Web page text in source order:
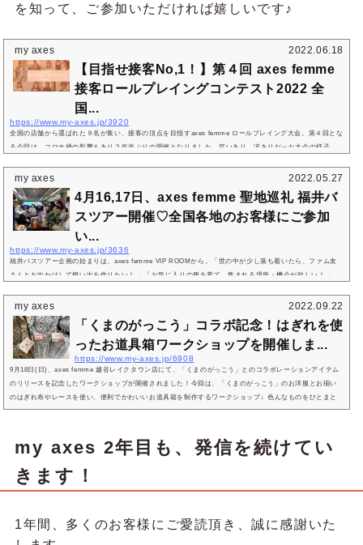
を知って、ご参加いただければ嬉しいです♪
my axes 2022.06.18
【目指せ接客No,1！】第４回 axes femme
接客ロールプレイングコンテスト2022 全
国...
https://www.my-axes.jp/3920
全国の店舗から選ばれた９名が集い、接客の頂点を目指すaxes femme ロールプレイング大会。第４回とな
る今回は、コロナ禍の影響もあり２年半ぶりの開催となりました。笑いあり、涙ありだった大会の様子
femmeらしい接客”を確立し、全店へと浸透させること。そして、全スタッフの接客レベル向上の機会とし
て、axes femmeを運営する株式会社アイジーエーでは、社内開催のロールプレイングコンテストを開催し
ています。今年は東京・銀座...
my axes 2022.05.27
4月16,17日、axes femme 聖地巡礼 福井バ
スツアー開催♡全国各地のお客様にご参加
い...
https://www.my-axes.jp/3636
福井バスツアー企画の始まりは、axes femme VIP ROOMから。「世の中が少し落ち着いたら、ファム友
さんとお出かけして想い出を作りたい！ 」「お気に入りの服を着て、集まれる場所・機会が欲しい！ 」
見をいただきました♡そんなお客様の声から、「axes femmeの聖地 福井でファンミーティングツアー」
が生まれ、開催されました♩第1回目の開催でしたが、全国各地から26名のaxes femmeファンの方に集ま
っていただき、充実した2日間のツア...
my axes 2022.09.22
「くまのがっこう」コラボ記念！はぎれを使
ったお道具箱ワークショップを開催しま...
https://www.my-axes.jp/6908
9月18日(日)、axes femme 越谷レイクタウン店にて、「くまのがっこう」とのコラボレーションアイテム
のリリースを記念したワークショップが開催されました！今回は、「くまのがっこう」のお洋服とお揃い
のはぎれ布やレースを使い、便利でかわいいお道具箱を制作するワークショップ♩色んなものをひとまと
めに収納することができる、素敵なお道具箱が完成しました♡「くまのがっこう」コラボアイテムの詳細
ース♡』はぎれを使ったお道具箱...
my axes 2年目も、発信を続けてい
きます！
1年間、多くのお客様にご愛読頂き、誠に感謝いた